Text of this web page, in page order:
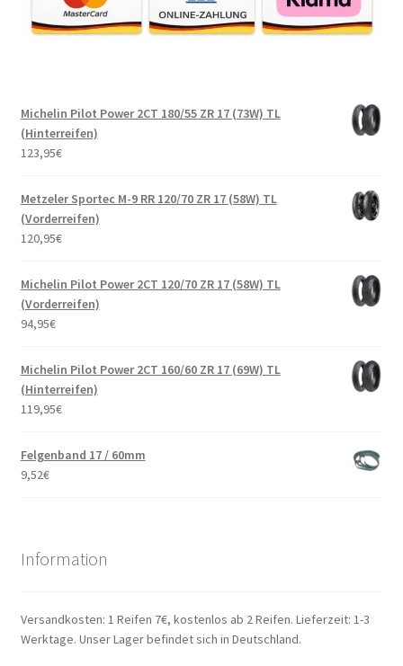
Michelin Pilot Power 2CT 180/55 ZR 17 (73W) TL
(Hinterreifen)
123,95€
Metzeler Sportec M-9 RR 120/70 ZR 17 (58W) TL
(Vorderreifen)
120,95€
Michelin Pilot Power 2CT 120/70 ZR 17 (58W) TL
(Vorderreifen)
94,95€
Michelin Pilot Power 2CT 160/60 ZR 17 (69W) TL
(Hinterreifen)
119,95€
Felgenband 17 / 60mm
9,52€
Information
Versandkosten: 1 Reifen 7€, kostenlos ab 2 Reifen. Lieferzeit: 1-3
Werktage. Unser Lager befindet sich in Deutschland.